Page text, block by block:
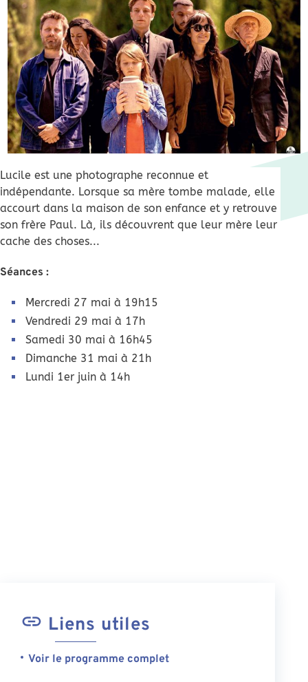
Lucile est une photographe reconnue et
indépendante. Lorsque sa mère tombe malade, elle
accourt dans la maison de son enfance et y retrouve
son frère Paul. Là, ils découvrent que leur mère leur
cache des choses...
Séances :
Mercredi 27 mai à 19h15
Vendredi 29 mai à 17h
Samedi 30 mai à 16h45
Dimanche 31 mai à 21h
Lundi 1er juin à 14h
Liens utiles
Voir le programme complet